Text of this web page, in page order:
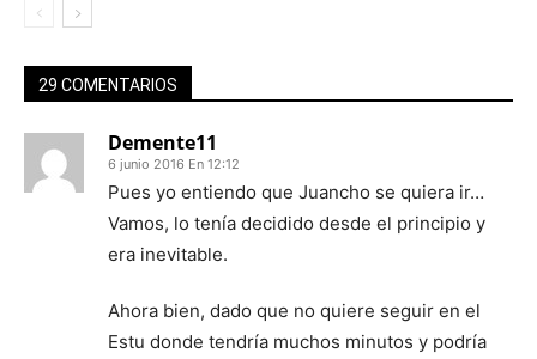
29 COMENTARIOS
Demente11
6 junio 2016 En 12:12
Pues yo entiendo que Juancho se quiera ir…
Vamos, lo tenía decidido desde el principio y
era inevitable.
Ahora bien, dado que no quiere seguir en el
Estu donde tendría muchos minutos y podría